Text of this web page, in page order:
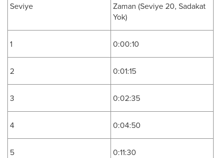
Seviye
Zaman (Seviye 20, Sadakat
Yok)
1 0:00:10
2 0:01:15
3 0:02:35
4 0:04:50
5 0:11:30